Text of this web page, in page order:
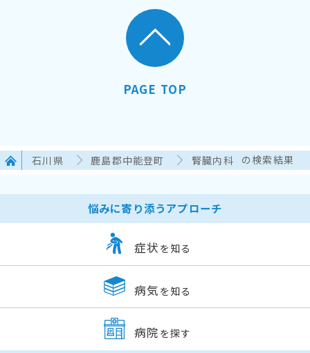
PAGE TOP
石川県 鹿島郡中能登町 腎臓内科 の検索結果
悩みに寄り添うアプローチ
症状 を知る
病気 を知る
病院 を探す